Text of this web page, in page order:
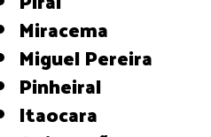
Miracema
Miguel Pereira
Pinheiral
Itaocara